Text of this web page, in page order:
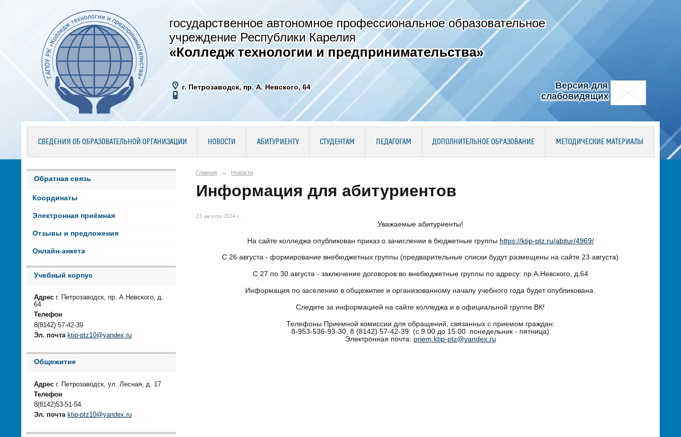
государственное автономное профессиональное образовательное
учреждение Республики Карелия
«Колледж технологии и предпринимательства»
г. Петрозаводск, пр. А. Невского, 64
Версия для
слабовидящих
СВЕДЕНИЯ ОБ ОБРАЗОВАТЕЛЬНОЙ ОРГАНИЗАЦИИ НОВОСТИ АБИТУРИЕНТУ СТУДЕНТАМ ПЕДАГОГАМ ДОПОЛНИТЕЛЬНОЕ ОБРАЗОВАНИЕ МЕТОДИЧЕСКИЕ МАТЕРИАЛЫ
Обратная связь
Координаты
Электронная приёмная
Отзывы и предложения
Онлайн-анкета
Учебный корпус
Адрес г. Петрозаводск, пр. А.Невского, д.
64
Телефон
8(8142) 57-42-39
Эл. почта ktip-ptz10@yandex.ru
Общежитие
Адрес г. Петрозаводск, ул. Лесная, д. 17
Телефон
8(8142)53-51-54
Эл. почта ktip-ptz10@yandex.ru
Главная → Новости
Информация для абитуриентов
23 августа 2024 г.
Уважаемые абитуриенты!
На сайте колледжа опубликован приказ о зачислении в бюджетные группы https://ktip-ptz.ru/abitur/4969/
С 26 августа - формирование внебюджетных группы (предварительные списки будут размещены на сайте 23 августа)
С 27 по 30 августа - заключение договоров во внебюджетные группы по адресу: пр.А.Невского, д.64
Информация по заселению в общежитие и организованному началу учебного года будет опубликована.
Следите за информацией на сайте колледжа и в официальной группе ВК!
Телефоны Приемной комиссии для обращений, связанных с приемом граждан:
8-953-536-93-30, 8 (8142) 57-42-39 (с 9.00 до 15.00 понедельник - пятница)
Электронная почта: priem.ktip-ptz@yandex.ru